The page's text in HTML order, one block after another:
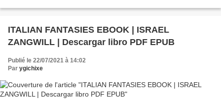
Descargar...
ITALIAN FANTASIES EBOOK | ISRAEL
ZANGWILL | Descargar libro PDF EPUB
Publié le 22/07/2021 à 14:02
Par ygichixe